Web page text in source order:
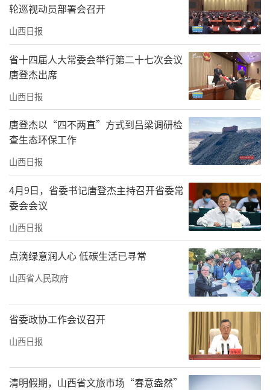
轮巡视动员部署会召开
山西日报
省十四届人大常委会举行第二十七次会议
唐登杰出席
山西日报
唐登杰以“四不两直”方式到吕梁调研检
查生态环保工作
山西日报
4月9日，省委书记唐登杰主持召开省委常
委会会议
山西日报
点滴绿意润人心 低碳生活已寻常
山西省人民政府
省委政协工作会议召开
山西日报
清明假期，山西省文旅市场“春意盎然”